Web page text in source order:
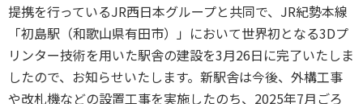
提携を行っているJR西日本グループと共同で、JR紀勢本線
「初島駅（和歌山県有田市）」において世界初となる3Dプ
リンター技術を用いた駅舎の建設を3月26日に完了いたしま
したので、お知らせいたします。新駅舎は今後、外構工事
や改札機などの設置工事を実施したのち、2025年7月ごろ